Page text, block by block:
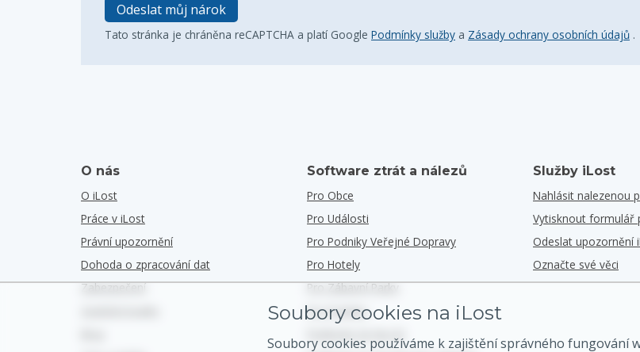
Odeslat můj nárok
Tato stránka je chráněna reCAPTCHA a platí Google Podmínky služby a Zásady ochrany osobních údajů .
O nás
O iLost
Práce v iLost
Právní upozornění
Dohoda o zpracování dat
Zabezpečení
Software ztrát a nálezů
Pro Obce
Pro Události
Pro Podniky Veřejné Dopravy
Pro Hotely
Pro Zábavní Parky
Pro Podniky
Služby iLost
Nahlásit nalezenou
Vytisknout formulář
Odeslat upozornění
Označte své věci
Soubory cookies na iLost
Soubory cookies používáme k zajištění správného fungování